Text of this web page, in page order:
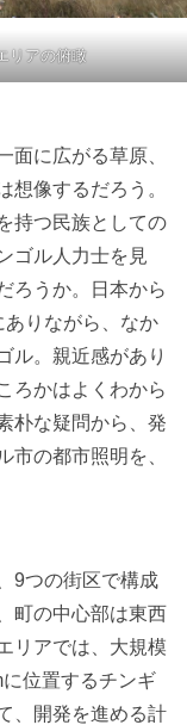
リアの俯瞰
面に広がる草原、
想像するだろう。
持つ民族としての
ゴル人力士を見
ろうか。日本から
りながら、なか
ル。親近感があり
ろかはよくわから
朴な疑問から、発
市の都市照明を、
9つの街区で構成
町の中心部は東西
リアでは、大規模
位置するチンギ
、開発を進める計